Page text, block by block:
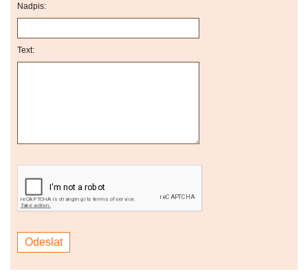
Nadpis:
Text: